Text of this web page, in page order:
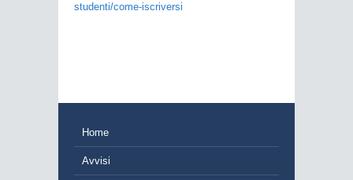
studenti/come-iscriversi
Home
Avvisi